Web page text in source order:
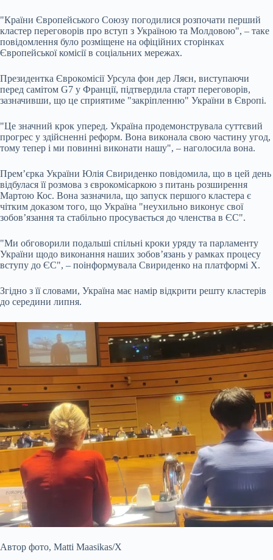
"Країни Європейського Союзу погодилися розпочати перший
кластер переговорів про вступ з Україною та Молдовою", – таке
повідомлення було розміщене на офіційних сторінках
Європейської комісії в соціальних мережах.
Президентка Єврокомісії Урсула фон дер Ляєн, виступаючи
перед самітом G7 у Франції, підтвердила старт переговорів,
зазначивши, що це сприятиме "закріпленню" України в Європі.
"Це значний крок уперед. Україна продемонструвала суттєвий
прогрес у здійсненні реформ. Вона виконала свою частину угод,
тому тепер і ми повинні виконати нашу", – наголосила вона.
Прем’єрка України Юлія Свириденко повідомила, що в цей день
відбулася її розмова з єврокомісаркою з питань розширення
Мартою Кос. Вона зазначила, що запуск першого кластера є
чітким доказом того, що Україна "неухильно виконує свої
зобов’язання та стабільно просувається до членства в ЄС".
"Ми обговорили подальші спільні кроки уряду та парламенту
України щодо виконання наших зобов’язань у рамках процесу
вступу до ЄС", – поінформувала Свириденко на платформі Х.
Згідно з її словами, Україна має намір відкрити решту кластерів
до середини липня.
Автор фото, Matti Maasikas/X